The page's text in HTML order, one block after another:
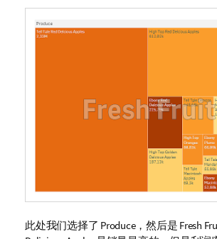
此处我们选择了 Produce，然后是 Fresh